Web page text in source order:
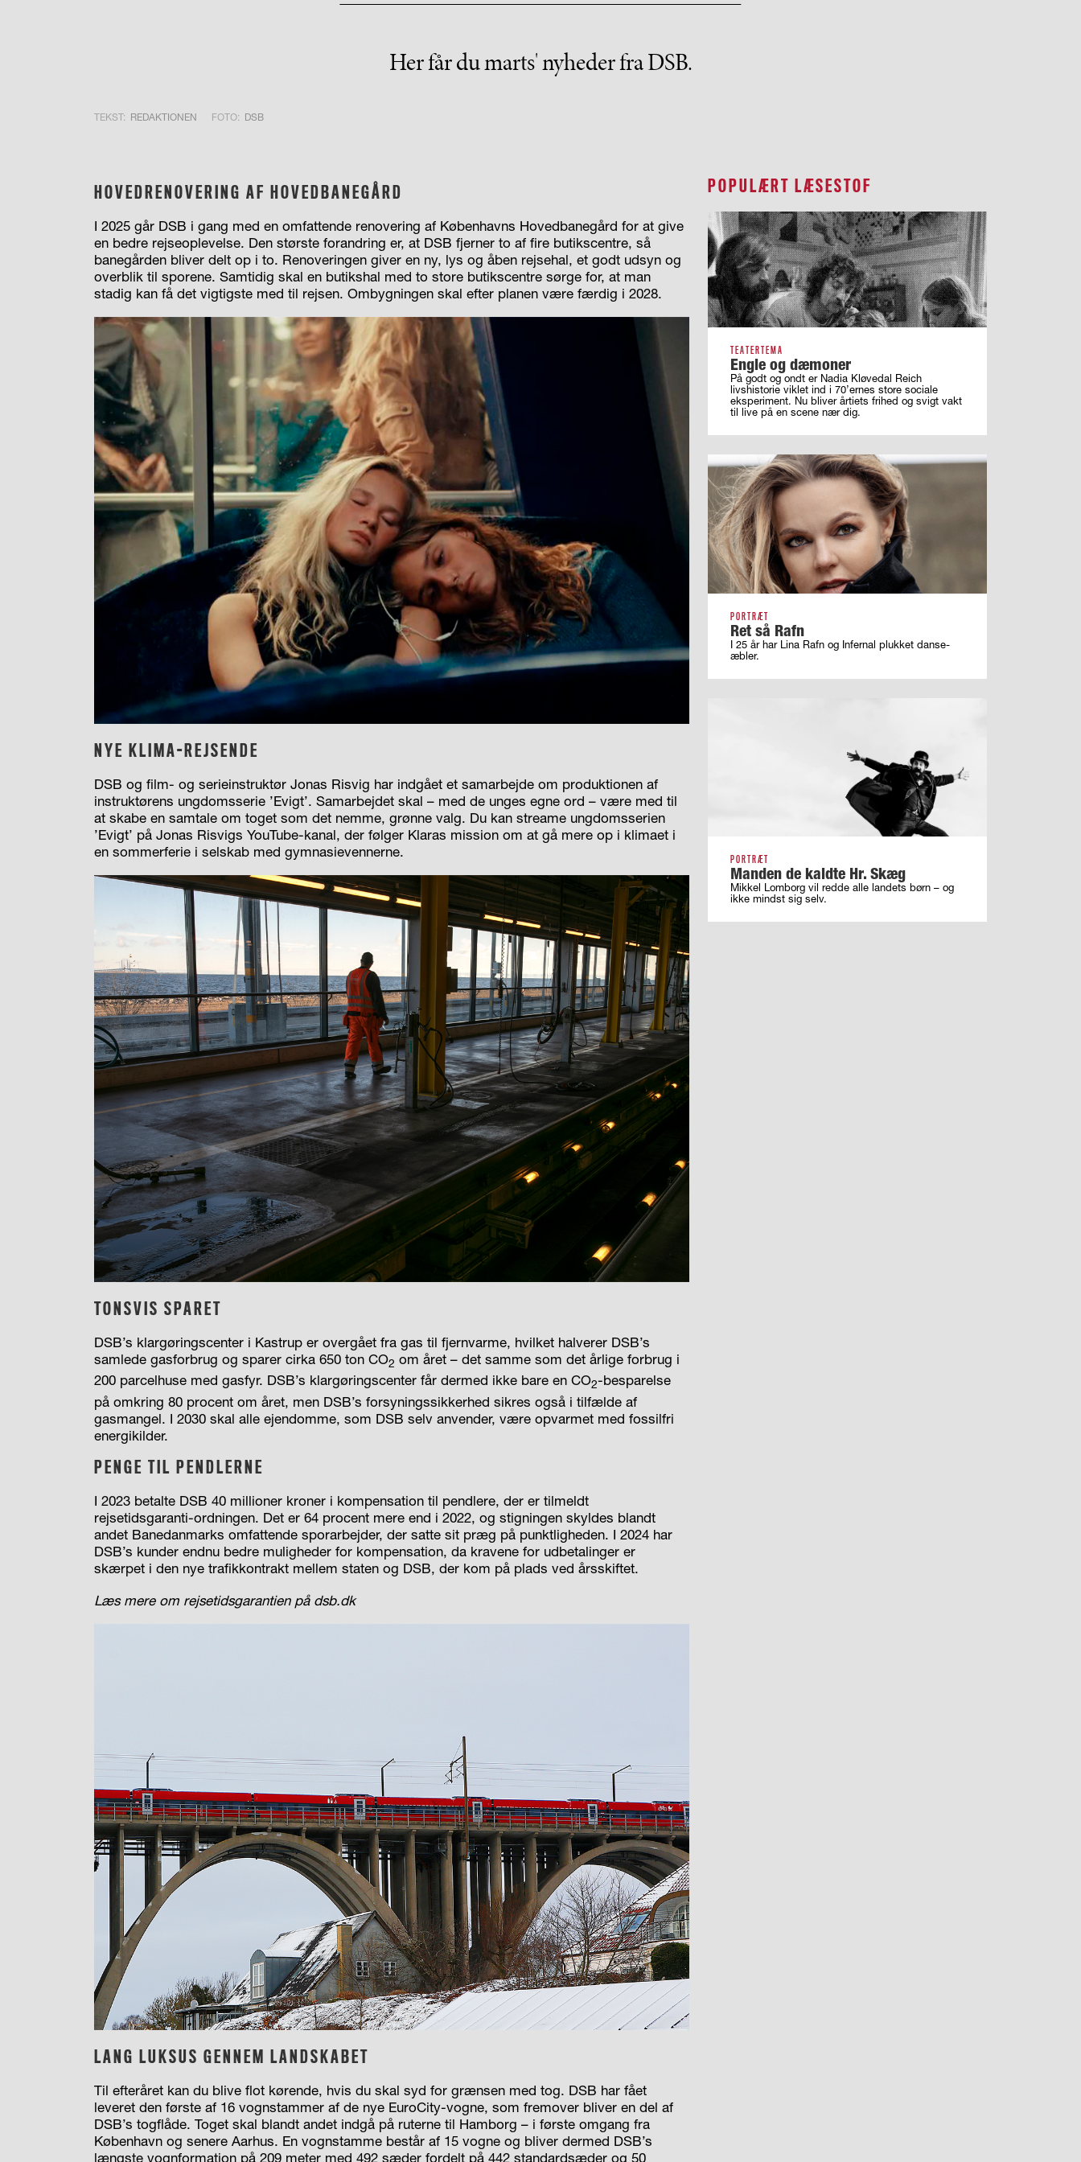
Her får du marts' nyheder fra DSB.
TEKST: REDAKTIONEN FOTO: DSB
HOVEDRENOVERING AF HOVEDBANEGÅRD
I 2025 går DSB i gang med en omfattende renovering af Københavns Hovedbanegård for at give
en bedre rejseoplevelse. Den største forandring er, at DSB fjerner to af fire butikscentre, så
banegården bliver delt op i to. Renoveringen giver en ny, lys og åben rejsehal, et godt udsyn og
overblik til sporene. Samtidig skal en butikshal med to store butikscentre sørge for, at man
stadig kan få det vigtigste med til rejsen. Ombygningen skal efter planen være færdig i 2028.
NYE KLIMA-REJSENDE
DSB og film- og serieinstruktør Jonas Risvig har indgået et samarbejde om produktionen af
instruktørens ungdomsserie ’Evigt’. Samarbejdet skal – med de unges egne ord – være med til
at skabe en samtale om toget som det nemme, grønne valg. Du kan streame ungdomsserien
’Evigt’ på Jonas Risvigs YouTube-kanal, der følger Klaras mission om at gå mere op i klimaet i
en sommerferie i selskab med gymnasievennerne.
TONSVIS SPARET
DSB’s klargøringscenter i Kastrup er overgået fra gas til fjernvarme, hvilket halverer DSB’s
samlede gasforbrug og sparer cirka 650 ton CO2 om året – det samme som det årlige forbrug i
200 parcelhuse med gasfyr. DSB’s klargøringscenter får dermed ikke bare en CO2-besparelse
på omkring 80 procent om året, men DSB’s forsyningssikkerhed sikres også i tilfælde af
gasmangel. I 2030 skal alle ejendomme, som DSB selv anvender, være opvarmet med fossilfri
energikilder.
PENGE TIL PENDLERNE
I 2023 betalte DSB 40 millioner kroner i kompensation til pendlere, der er tilmeldt
rejsetidsgaranti-ordningen. Det er 64 procent mere end i 2022, og stigningen skyldes blandt
andet Banedanmarks omfattende sporarbejder, der satte sit præg på punktligheden. I 2024 har
DSB’s kunder endnu bedre muligheder for kompensation, da kravene for udbetalinger er
skærpet i den nye trafikkontrakt mellem staten og DSB, der kom på plads ved årsskiftet.
Læs mere om rejsetidsgarantien på dsb.dk
LANG LUKSUS GENNEM LANDSKABET
Til efteråret kan du blive flot kørende, hvis du skal syd for grænsen med tog. DSB har fået
leveret den første af 16 vognstammer af de nye EuroCity-vogne, som fremover bliver en del af
DSB’s togflåde. Toget skal blandt andet indgå på ruterne til Hamborg – i første omgang fra
København og senere Aarhus. En vognstamme består af 15 vogne og bliver dermed DSB’s
længste vognformation på 209 meter med 492 sæder fordelt på 442 standardsæder og 50
POPULÆRT LÆSESTOF
TEATERTEMA
Engle og dæmoner
På godt og ondt er Nadia Kløvedal Reich
livshistorie viklet ind i 70’ernes store sociale
eksperiment. Nu bliver årtiets frihed og svigt vakt
til live på en scene nær dig.
PORTRÆT
Ret så Rafn
I 25 år har Lina Rafn og Infernal plukket danse-
æbler.
PORTRÆT
Manden de kaldte Hr. Skæg
Mikkel Lomborg vil redde alle landets børn – og
ikke mindst sig selv.